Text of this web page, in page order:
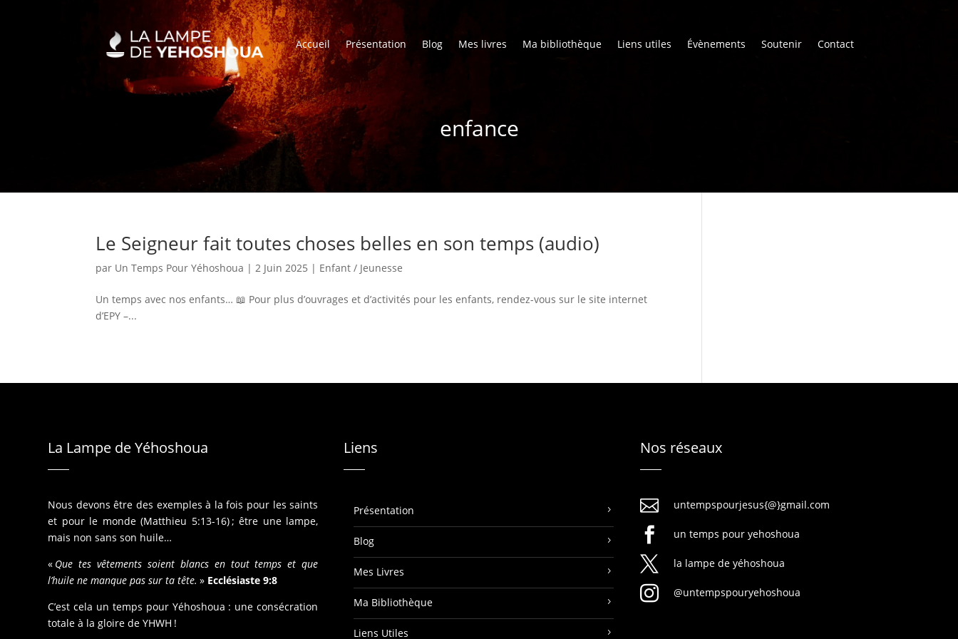
Accueil Présentation Blog Mes livres Ma bibliothèque Liens utiles Évènements Soutenir Contact
enfance
Le Seigneur fait toutes choses belles en son temps (audio)
par Un Temps Pour Yéhoshoua |2 Juin 2025 | Enfant / Jeunesse
Un temps avec nos enfants… 📖 Pour plus d’ouvrages et d’activités pour les enfants, rendez-vous sur le site internet
d’EPY –...
La Lampe de Yéhoshoua
Nous devons être des exemples à la fois pour les saints
et pour le monde (Matthieu 5:13-16) ; être une lampe,
mais non sans son huile…
« Que tes vêtements soient blancs en tout temps et que
l’huile ne manque pas sur ta tête. » Ecclésiaste 9:8
C’est cela un temps pour Yéhoshoua : une consécration
totale à la gloire de YHWH !
Liens
Présentation
Blog
Mes Livres
Ma Bibliothèque
Liens Utiles
Nos réseaux
 untempspourjesus{@}gmail.com
 un temps pour yehoshoua
 la lampe de yéhoshoua
 @untempspouryehoshoua